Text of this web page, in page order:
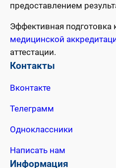
предоставлением
Эффективная подготовка
медицинской
аттестации.
Контакты
Вконтакте
Телеграмм
Одноклассники
Написать нам
Информация